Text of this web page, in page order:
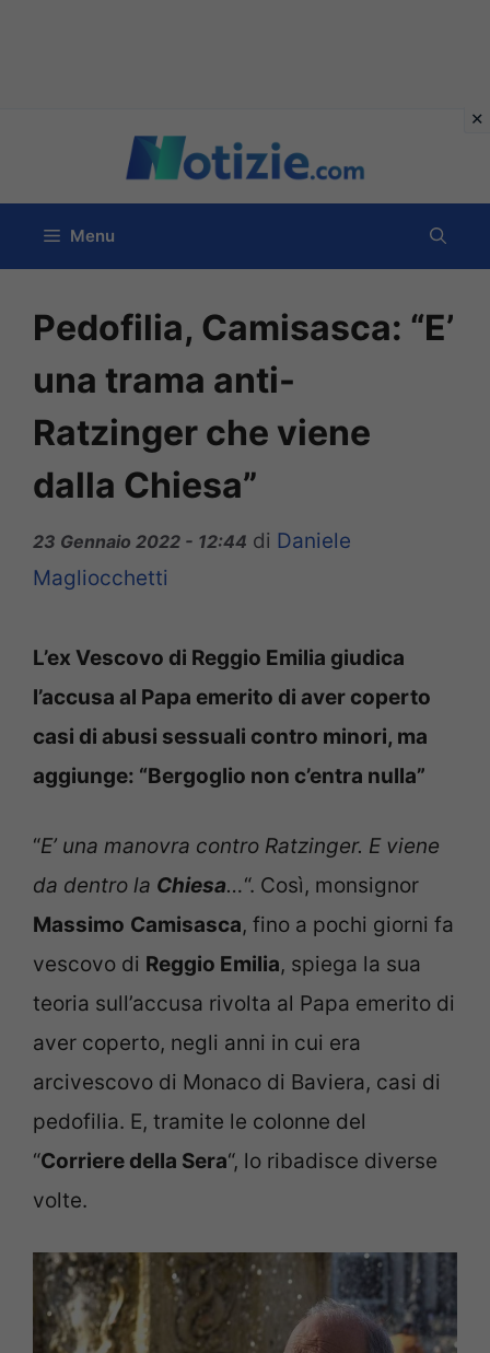
contenuto
Menu
Pedofilia, Camisasca: “E’
una trama anti-
Ratzinger che viene
dalla Chiesa”
23 Gennaio 2022 - 12:44 di Daniele
Magliocchetti
L’ex Vescovo di Reggio Emilia giudica
l’accusa al Papa emerito di aver coperto
casi di abusi sessuali contro minori, ma
aggiunge: “Bergoglio non c’entra nulla”
“E’ una manovra contro Ratzinger. E viene
da dentro la Chiesa…“. Così, monsignor
Massimo Camisasca, fino a pochi giorni fa
vescovo di Reggio Emilia, spiega la sua
teoria sull’accusa rivolta al Papa emerito di
aver coperto, negli anni in cui era
arcivescovo di Monaco di Baviera, casi di
pedofilia. E, tramite le colonne del
“Corriere della Sera“, lo ribadisce diverse
volte.